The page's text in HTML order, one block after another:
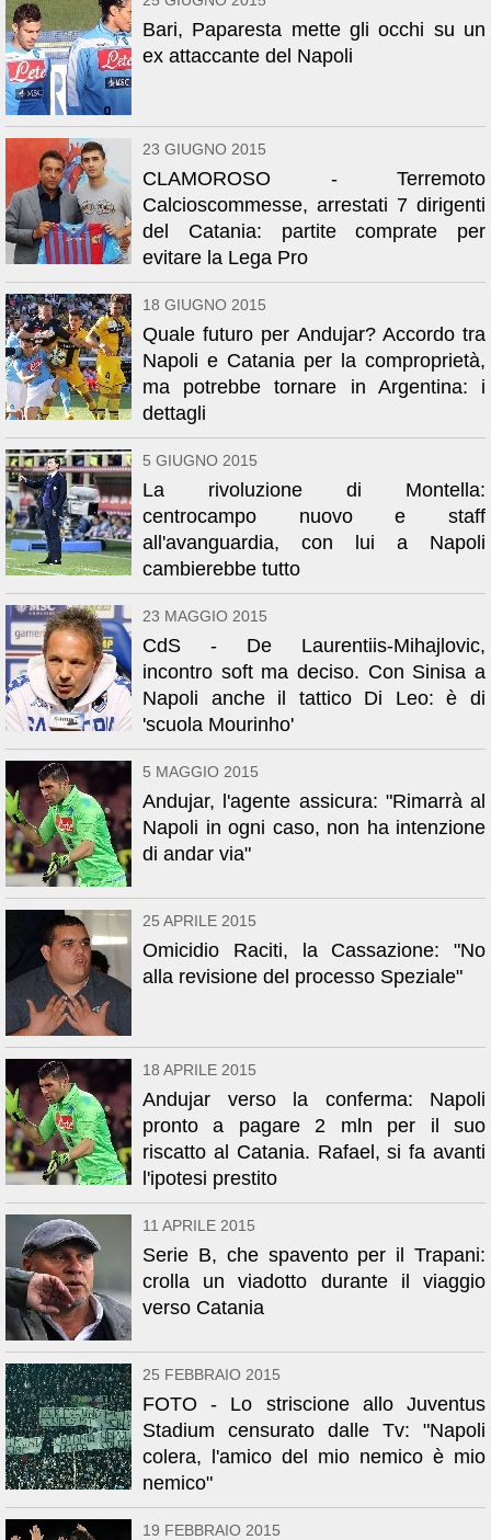
Bari, Paparesta mette gli occhi su un
ex attaccante del Napoli
23 GIUGNO 2015
CLAMOROSO - Terremoto
Calcioscommesse, arrestati 7 dirigenti
del Catania: partite comprate per
evitare la Lega Pro
18 GIUGNO 2015
Quale futuro per Andujar? Accordo tra
Napoli e Catania per la comproprietà,
ma potrebbe tornare in Argentina: i
dettagli
5 GIUGNO 2015
La rivoluzione di Montella:
centrocampo nuovo e staff
all'avanguardia, con lui a Napoli
cambierebbe tutto
23 MAGGIO 2015
CdS - De Laurentiis-Mihajlovic,
incontro soft ma deciso. Con Sinisa a
Napoli anche il tattico Di Leo: è di
'scuola Mourinho'
5 MAGGIO 2015
Andujar, l'agente assicura: "Rimarrà al
Napoli in ogni caso, non ha intenzione
di andar via"
25 APRILE 2015
Omicidio Raciti, la Cassazione: "No
alla revisione del processo Speziale"
18 APRILE 2015
Andujar verso la conferma: Napoli
pronto a pagare 2 mln per il suo
riscatto al Catania. Rafael, si fa avanti
l'ipotesi prestito
11 APRILE 2015
Serie B, che spavento per il Trapani:
crolla un viadotto durante il viaggio
verso Catania
25 FEBBRAIO 2015
FOTO - Lo striscione allo Juventus
Stadium censurato dalle Tv: "Napoli
colera, l'amico del mio nemico è mio
nemico"
19 FEBBRAIO 2015